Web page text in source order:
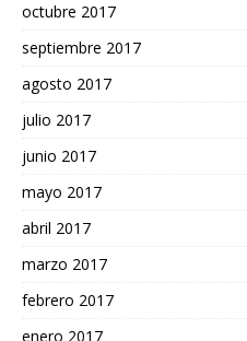
octubre 2017
septiembre 2017
agosto 2017
julio 2017
junio 2017
mayo 2017
abril 2017
marzo 2017
febrero 2017
enero 2017